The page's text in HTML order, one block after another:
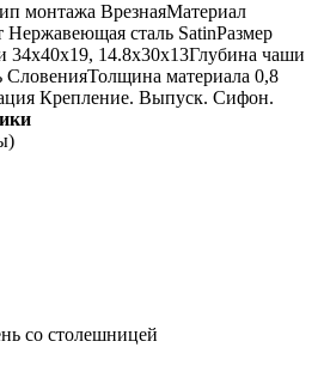
монтажа ВрезнаяМатериал
сталь SatinРазмер
34x40x19, 14.8x30x13Глубина чаши
СловенияТолщина материала 0,8
Крепление. Выпуск. Сифон.
со столешницей